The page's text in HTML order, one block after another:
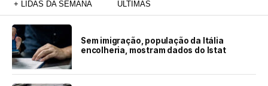
+ LIDAS DA SEMANA ÚLTIMAS
Sem imigração, população da Itália
encolheria, mostram dados do Istat